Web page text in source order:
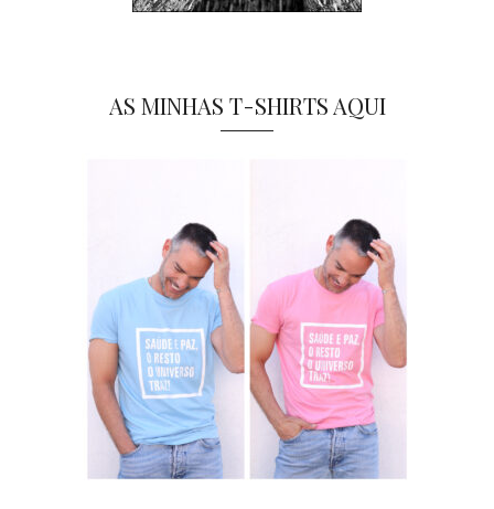
AS MINHAS T-SHIRTS AQUI